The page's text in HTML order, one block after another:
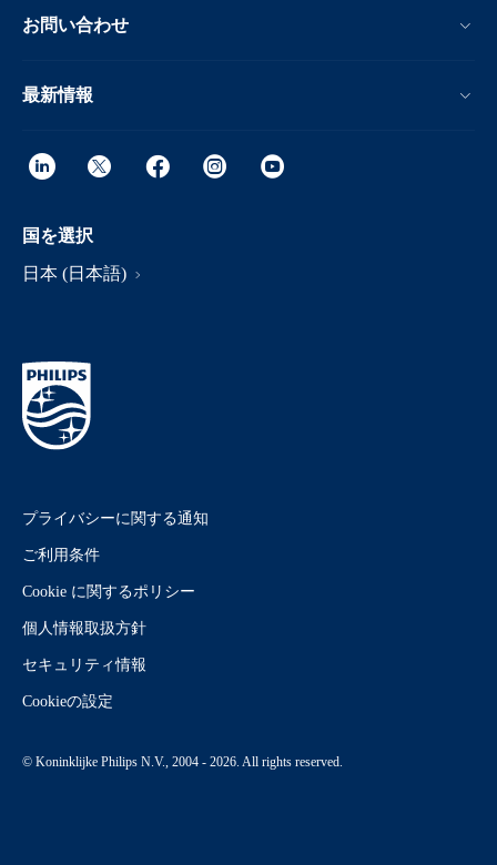
お問い合わせ
最新情報
国を選択
日本 (日本語)
プライバシーに関する通知
ご利用条件
Cookie に関するポリシー
個人情報取扱方針
セキュリティ情報
Cookieの設定
© Koninklijke Philips N.V., 2004 - 2026. All rights reserved.